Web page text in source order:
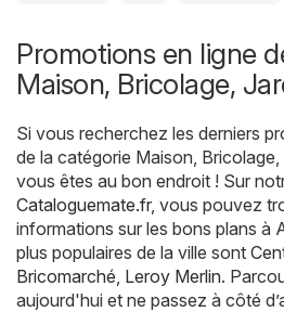
Promotions en ligne
Maison, Bricolage,
Si vous recherchez les derniers
de la catégorie Maison,
vous êtes au bon endroit ! Sur
Cataloguemate.fr, vous pouvez
informations sur les bons plans à
plus populaires de la ville sont
Bricomarché Leroy Merlin.
aujourd'hui et ne passez à côté